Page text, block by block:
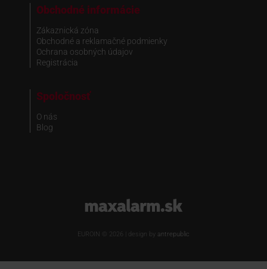
Obchodné informácie
Zákaznická zóna
Obchodné a reklamačné podmienky
Ochrana osobných údajov
Registrácia
Spoločnosť
O nás
Blog
www.maxalarm.sk
EUROIN © 2026 | design by antrepublic